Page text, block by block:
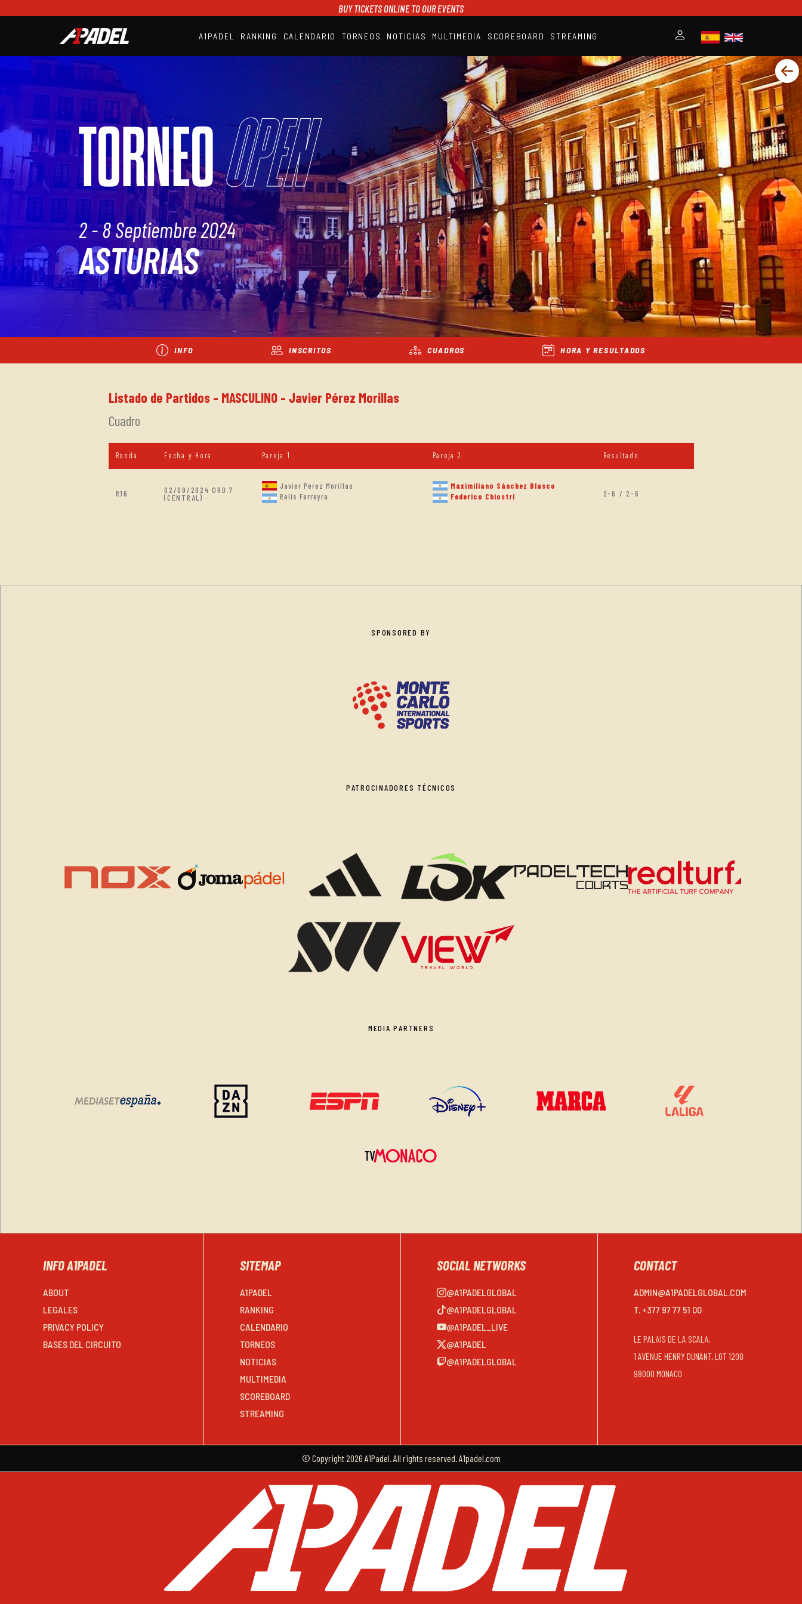
BUY TICKETS ONLINE TO OUR EVENTS
A1PADEL RANKING CALENDARIO TORNEOS NOTICIAS MULTIMEDIA SCOREBOARD STREAMING
STREAMING
TORNEOOpen
2 - 8 Septiembre 2024
ASTURIAS
INFO INSCRITOS CUADROS HORA Y RESULTADOS
Listado de Partidos - MASCULINO - Javier Pérez Morillas
Cuadro
Ronda Fecha y Hora Pareja 1 Pareja 2 Resultado
R16
02/09/2024 ORD.7
(CENTRAL)
Javier Perez Morillas
Relis Ferreyra
Maximiliano Sánchez Blasco
Federico Chiostri
2-6 / 2-6
SPONSORED BY
PATROCINADORES TÉCNICOS
MEDIA PARTNERS
INFO A1PADEL
ABOUT
LEGALES
PRIVACY POLICY
BASES DEL CIRCUITO
SITEMAP
A1PADEL
RANKING
CALENDARIO
TORNEOS
NOTICIAS
MULTIMEDIA
SCOREBOARD
STREAMING
SOCIAL NETWORKS
@A1PADELGLOBAL
@A1PADELGLOBAL
@A1PADEL_LIVE
@A1PADEL
@A1PADELGLOBAL
CONTACT
ADMIN@A1PADELGLOBAL.COM
T. +377 97 77 51 00
LE PALAIS DE LA SCALA,
1 AVENUE HENRY DUNANT, LOT 1200
98000 MONACO
© Copyright 2026 A1Padel. All rights reserved. A1padel.com